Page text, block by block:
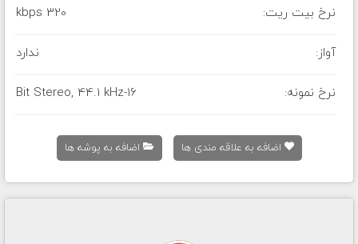
نرخ بیت ریت: 320 kbps
آواز: ندارد
نرخ نمونه: 16-Bit Stereo, 44.1 kHz
اضافه به علاقه مندی ها اضافه به پوشه ها